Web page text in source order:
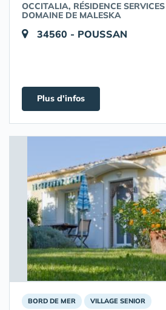
OCCITALIA, RÉSIDENCE
DOMAINE DE MALESKA
34560 - POUSSAN
Plus d'infos
BORD DE MER VILLAGE SENIOR